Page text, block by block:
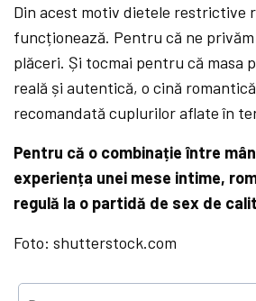
Din acest motiv dietele restrictive
funcționează. Pentru că ne
plăceri. Și tocmai pentru că masa
reală și autentică, o cină
recomandată cuplurilor aflate în
Pentru că o combinație între
experiența unei mese intime,
regulă la o partidă de sex de
Foto: shutterstock.com